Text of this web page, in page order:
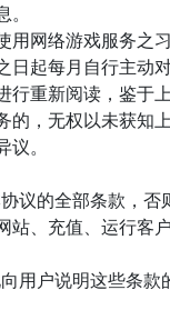
用网络游戏服务之
日起每月自行主动
行重新阅读，鉴于
的，无权以未获知
。
议的全部条款，否
站、充值、运行客
用户说明这些条款